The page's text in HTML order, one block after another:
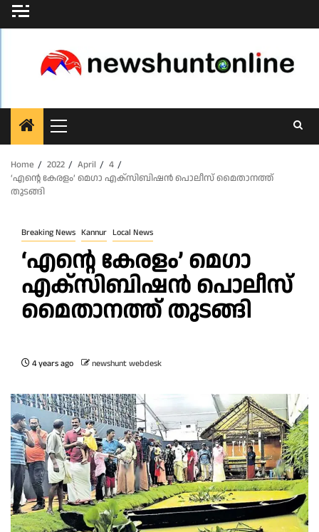
Skip
to
Primary
Menu
Home
2022 April
4
‘എന്റെ കേരളം’ മെഗാ എക്‌സിബിഷൻ പൊലീസ് മൈതാനത്ത്
തുടങ്ങി
Breaking News Kannur Local News
‘എന്റെ കേരളം’ മെഗാ
എക്‌സിബിഷൻ പൊലീസ്
മൈതാനത്ത് തുടങ്ങി
4 years ago newshunt webdesk